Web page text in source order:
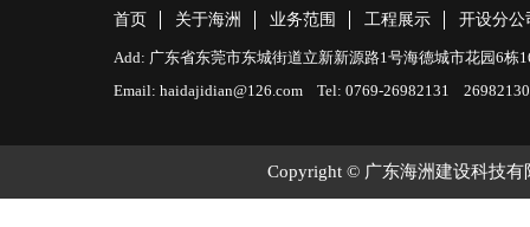
首页 关于海洲 业务范围 工程展示 开设分公
Add: 广东省东莞市东城街道立新新源路1号海德城市花园6栋
Email: haidajidian@126.com Tel: 0769-26982131 26982130
Copyright © 广东海洲建设科技有